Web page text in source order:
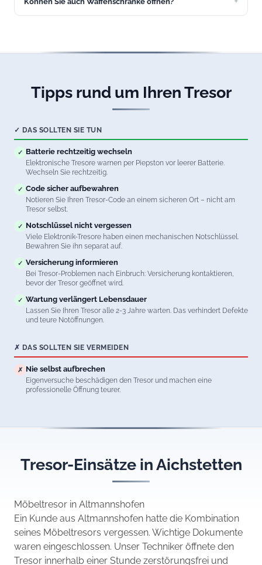
Tipps rund um Ihren Tresor
✓ DAS SOLLTEN SIE TUN
✓ Batterie rechtzeitig wechseln
Elektronische Tresore warnen per Piepston vor leerer Batterie.
Wechseln Sie rechtzeitig.
✓ Code sicher aufbewahren
Notieren Sie Ihren Tresor-Code an einem sicheren Ort – nicht am
Tresor selbst.
✓ Notschlüssel nicht vergessen
Viele Elektronik-Tresore haben einen mechanischen Notschlüssel.
Bewahren Sie ihn separat auf.
✓ Versicherung informieren
Bei Tresor-Problemen nach Einbruch: Versicherung kontaktieren,
bevor der Tresor geöffnet wird.
✓ Wartung verlängert Lebensdauer
Lassen Sie Ihren Tresor alle 2-3 Jahre warten. Das verhindert Defekte
und teure Notöffnungen.
✗ DAS SOLLTEN SIE VERMEIDEN
✗ Nie selbst aufbrechen
Eigenversuche beschädigen den Tresor und machen eine
professionelle Öffnung teurer.
Tresor-Einsätze in Aichstetten
Möbeltresor in Altmannshofen
Ein Kunde aus Altmannshofen hatte die Kombination
seines Möbeltresors vergessen. Wichtige Dokumente
waren eingeschlossen. Unser Techniker öffnete den
Tresor innerhalb einer Stunde zerstörungsfrei und